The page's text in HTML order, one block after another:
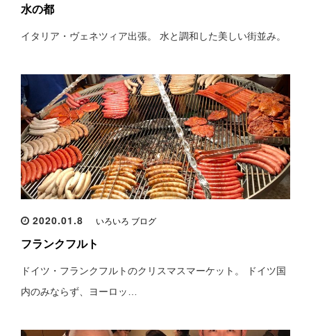
水の都
イタリア・ヴェネツィア出張。 水と調和した美しい街並み。
2020.01.8 いろいろ ブログ
フランクフルト
ドイツ・フランクフルトのクリスマスマーケット。 ドイツ国
内のみならず、ヨーロッ…